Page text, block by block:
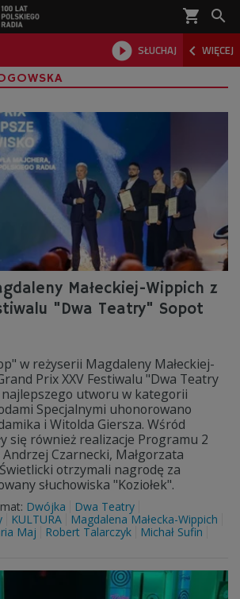
shopping_cart 
 SŁUCHAJ  WIĘCEJ

Małeckiej-Wippich z
"Dwa Teatry" Sopot
w reżyserii Magdaleny Małeckiej-
Prix XXV Festiwalu "Dwa Teatry
najlepszego utworu w kategorii
Specjalnymi uhonorowano
i Witolda Giersza. Wśród
się również realizacje Programu 2
Czarnecki, Małgorzata
otrzymali nagrodę za
słuchowiska "Koziołek".
Dwójka
Dwa Teatry
KULTURA
Magdalena Małecka-Wippich
Maj Robert Talarczyk
Michał Sufin